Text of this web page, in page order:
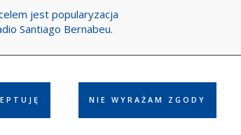
NIE WYRAŻAM ZGODY
jest popularyzacja
Santiago Bernabeu.